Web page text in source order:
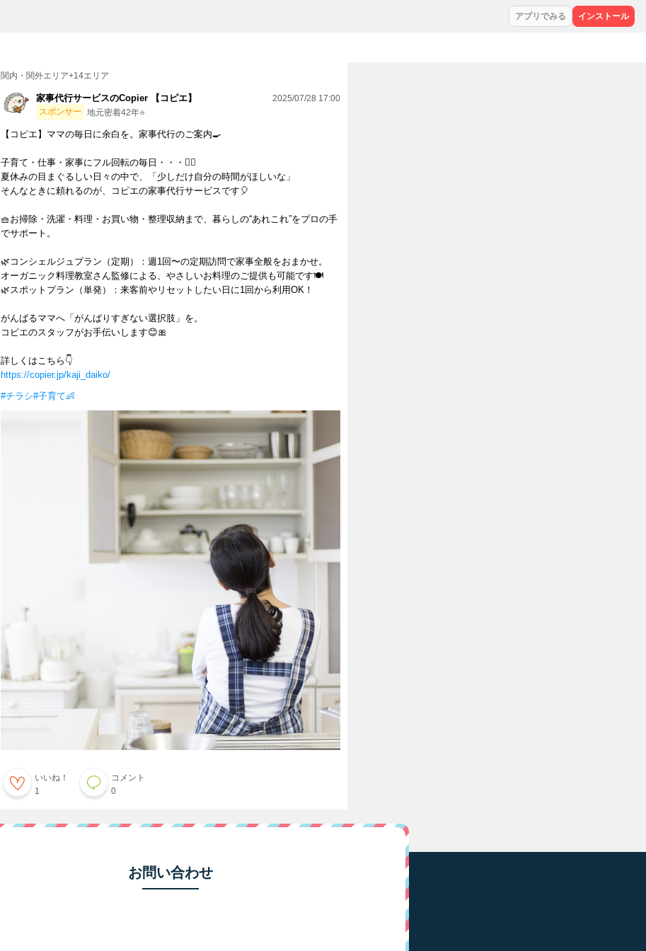
アプリでみる インストール
関内・関外エリア+14エリア
家事代行サービスのCopier 【コピエ】
スポンサー 地元密着42年⭐️
2025/07/28 17:00
【コピエ】ママの毎日に余白を。家事代行のご案内🍳
子育て・仕事・家事にフル回転の毎日・・・😵‍💫
夏休みの目まぐるしい日々の中で、「少しだけ自分の時間がほしいな」
そんなときに頼れるのが、コピエの家事代行サービスです🎈
🧺お掃除・洗濯・料理・お買い物・整理収納まで、暮らしの“あれこれ”をプロの手
でサポート。
🌿コンシェルジュプラン（定期）：週1回〜の定期訪問で家事全般をおまかせ。
オーガニック料理教室さん監修による、やさしいお料理のご提供も可能です🍽️
🌿スポットプラン（単発）：来客前やリセットしたい日に1回から利用OK！
がんばるママへ「がんばりすぎない選択肢」を。
コピエのスタッフがお手伝いします😊🎀
詳しくはこちら👇
https://copier.jp/kaji_daiko/
#チラシ#子育て👶
いいね！
1
コメント
0
お問い合わせ